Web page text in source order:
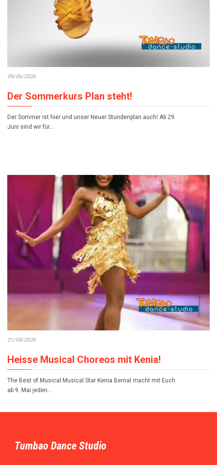
09/06/2026
Der Sommerkurs Plan steht!
Der Sommer ist hier und unser Neuer Stundenplan auch! Ab 29.
Juni sind wir für…
21/04/2026
Heisse Musical Choreos mit Kenia!
The Best of Musical Musical Star Kenia Bernal macht mit Euch
ab 9. Mai jeden…
Tumbao Dance Studio